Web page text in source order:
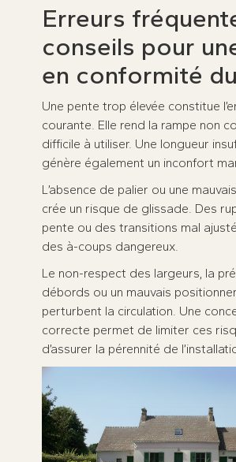
Erreurs
conseils pour
en conformité
Une pente trop élevée constitue
courante. Elle rend la rampe non
difficile à utiliser. Une longueur
génère également un inconfort
L’absence de palier ou une
crée un risque de glissade. Des
pente ou des transitions mal
des à-coups dangereux.
Le non-respect des largeurs, la
débords ou un mauvais
perturbent la circulation. Une
correcte permet de limiter ces
d’assurer la pérennité de